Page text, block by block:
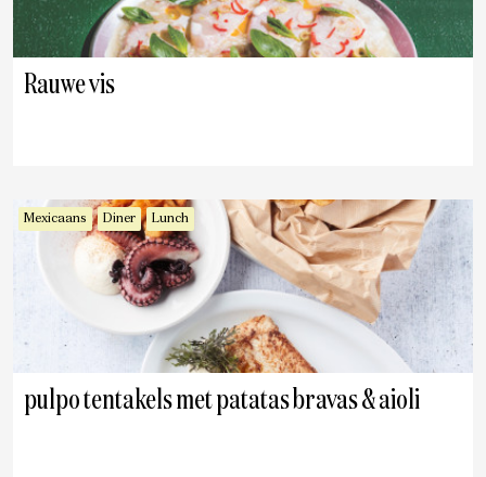
Rauwe vis
Mexicaans Diner Lunch
pulpo tentakels met patatas bravas & aioli